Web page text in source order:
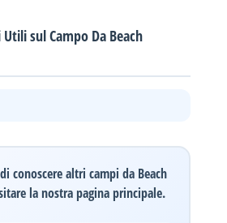
sul Campo Da Beach
conoscere altri campi da Beach
la nostra pagina principale.